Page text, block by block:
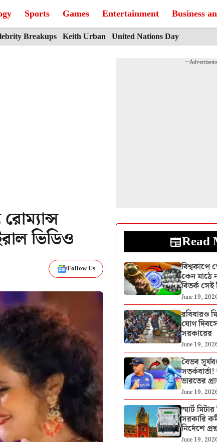
Sports Games Entertainment Business
Breakups Keith Urban United Nations Day
ভিডিও
Follow Us
---
Read
কেন মাঠে
বিতর্ক সেই
June 19,
রবিবারও
যোগ
সরকারের
June 19,
বৈভব
ভারতের
June 19,
স্মার্ট
সরকারি
নির্দেশে
June 19,